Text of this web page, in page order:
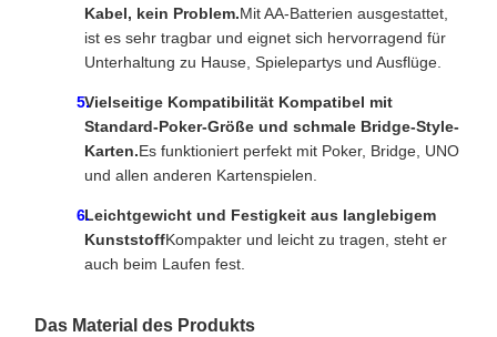
Kabel, kein Problem.Mit AA-Batterien ausgestattet,
ist es sehr tragbar und eignet sich hervorragend für
Unterhaltung zu Hause, Spielepartys und Ausflüge.
Vielseitige Kompatibilität Kompatibel mit
Standard-Poker-Größe und schmale Bridge-Style-
Karten.Es funktioniert perfekt mit Poker, Bridge, UNO
und allen anderen Kartenspielen.
Leichtgewicht und Festigkeit aus langlebigem
KunststoffKompakter und leicht zu tragen, steht er
auch beim Laufen fest.
Das Material des Produkts